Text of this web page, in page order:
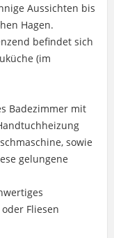
Aussichten bis
Hagen.
befindet sich
(im
Badezimmer mit
sowie
gelungene
Fliesen